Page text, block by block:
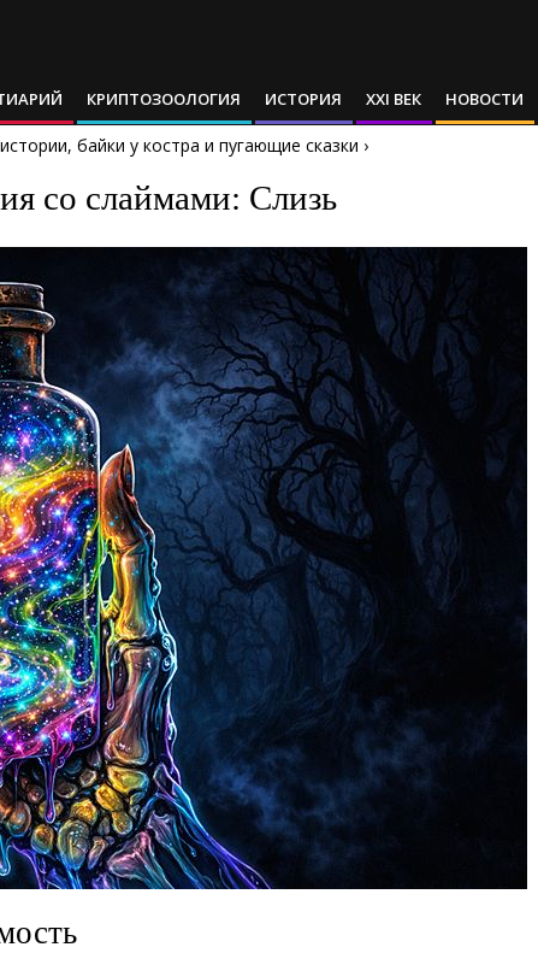
КРИПТОЗООЛОГИЯ ИСТОРИЯ XXI ВЕК НОВОСТИ
байки у костра и пугающие сказки ›
со слаймами: Слизь